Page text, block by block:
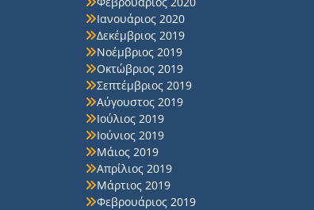
Ιανουάριος 2020
Δεκέμβριος 2019
Νοέμβριος 2019
Οκτώβριος 2019
Σεπτέμβριος 2019
Αύγουστος 2019
Ιούλιος 2019
Ιούνιος 2019
Μάιος 2019
Απρίλιος 2019
Μάρτιος 2019
Φεβρουάριος 2019